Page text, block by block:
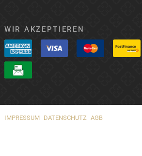
WIR AKZEPTIEREN
IMPRESSUM DATENSCHUTZ AGB